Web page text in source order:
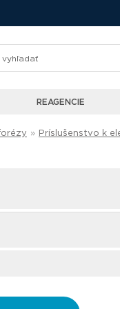
REAGENCIE
» Príslušenstvo k